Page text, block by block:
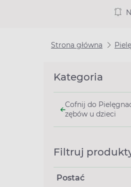
Strona główna
Kategoria
Cofnij do
zębów u dzieci
Filtruj
Postać